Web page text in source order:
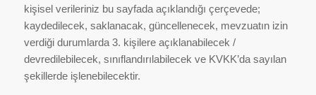
kişisel verileriniz bu sayfada açıklandığı çerçevede;
kaydedilecek, saklanacak, güncellenecek, mevzuatın izin
verdiği durumlarda 3. kişilere açıklanabilecek /
devredilebilecek, sınıflandırılabilecek ve KVKK’da sayılan
şekillerde işlenebilecektir.